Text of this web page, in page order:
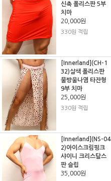
신축 폴리스판 5부
치마
20,000원
330원 적립
[Innerland](CH-1
32)살색 폴리스판
물방울나염 타잔형
9부 치마
25,000원
330원 적립
[Innerland](NS-04
2)아이스크림핑크
샤이니 크리스탈스
판 슬립
35,000원